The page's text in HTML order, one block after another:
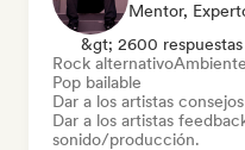
Mentor,
&gt; 2600 respuestas
Rock alternativoAmbiente
Pop bailable
Dar a los artistas
Dar a los artistas
sonido/producción.